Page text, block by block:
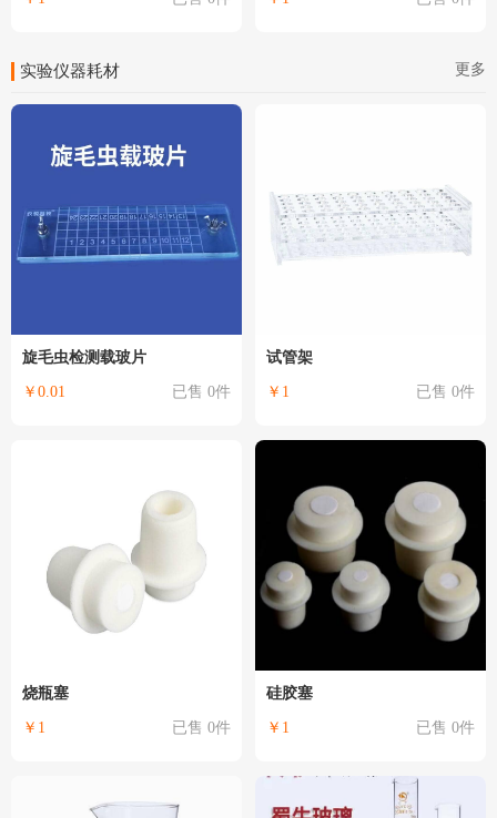
实验仪器耗材 更多
旋毛虫检测载玻片
￥0.01 已售 0件
试管架
￥1 已售 0件
烧瓶塞
￥1 已售 0件
硅胶塞
￥1 已售 0件